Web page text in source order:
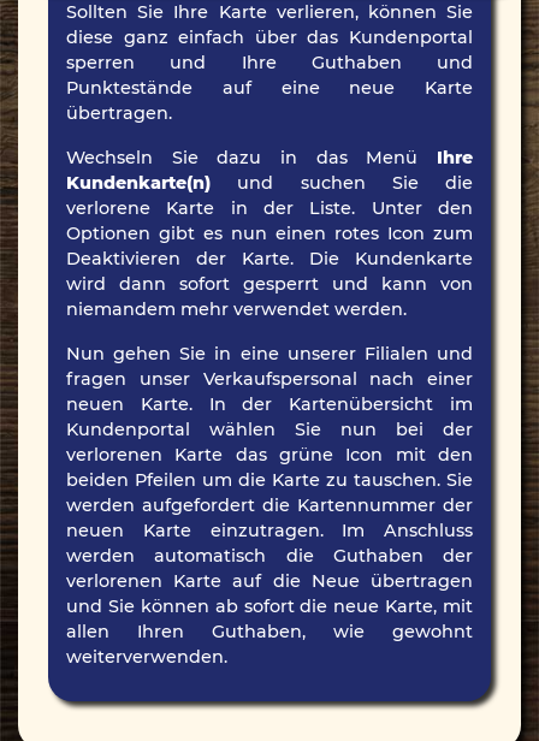
Sollten Sie Ihre Karte verlieren, können Sie
diese ganz einfach über das Kundenportal
sperren und Ihre Guthaben und
Punktestände auf eine neue Karte
übertragen.
Wechseln Sie dazu in das Menü Ihre
Kundenkarte(n) und suchen Sie die
verlorene Karte in der Liste. Unter den
Optionen gibt es nun einen rotes Icon zum
Deaktivieren der Karte. Die Kundenkarte
wird dann sofort gesperrt und kann von
niemandem mehr verwendet werden.
Nun gehen Sie in eine unserer Filialen und
fragen unser Verkaufspersonal nach einer
neuen Karte. In der Kartenübersicht im
Kundenportal wählen Sie nun bei der
verlorenen Karte das grüne Icon mit den
beiden Pfeilen um die Karte zu tauschen. Sie
werden aufgefordert die Kartennummer der
neuen Karte einzutragen. Im Anschluss
werden automatisch die Guthaben der
verlorenen Karte auf die Neue übertragen
und Sie können ab sofort die neue Karte, mit
allen Ihren Guthaben, wie gewohnt
weiterverwenden.